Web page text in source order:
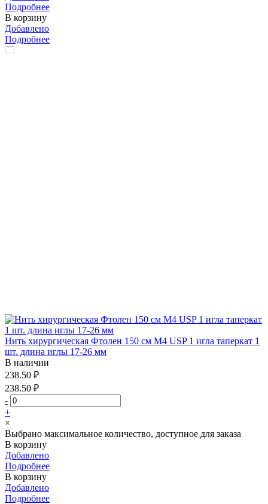
Подробнее
В корзину
Добавлено
Подробнее
Нить хирургическая Фтолен 150 см М4 USP 1 игла таперкат 1
шт. длина иглы 17-26 мм
В наличии
238.50 ₽
238.50 ₽
-
+
×
Выбрано максимальное количество, доступное для заказа
В корзину
Добавлено
Подробнее
В корзину
Добавлено
Подробнее